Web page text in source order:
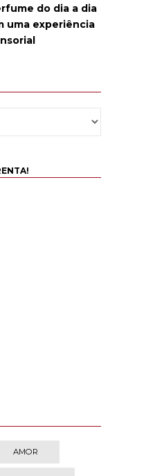
do dia a dia
uma experiência
AMOR